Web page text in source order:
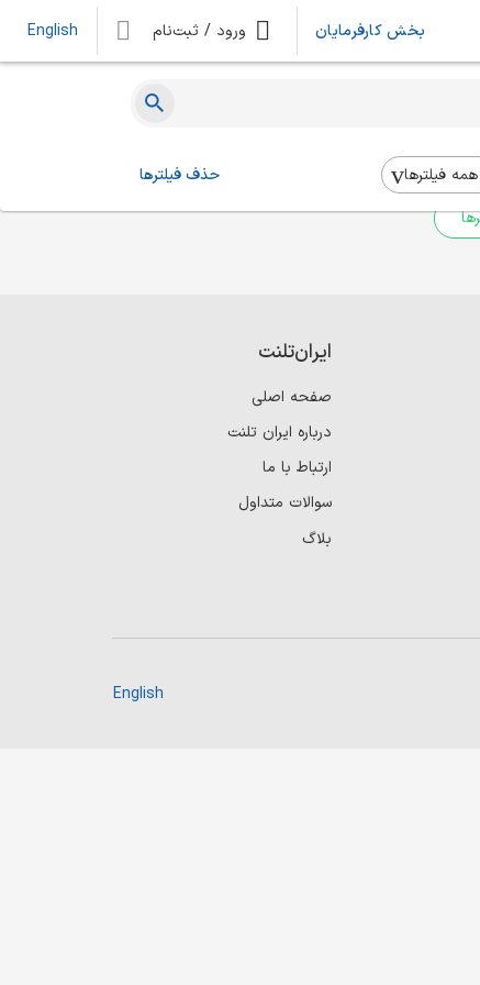
بخش کارفرمایان ورود / ثبت‌نام English
همه فیلتر‌ها حذف فیلترها استفاده کنید.
ایران‌تلنت
صفحه اصلی
درباره ایران تلنت
ارتباط با ما
سوالات متداول
بلاگ
English